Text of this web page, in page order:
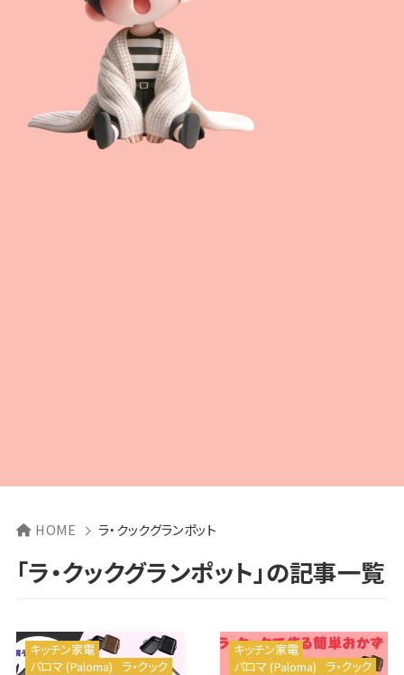
HOME ラ・クックグランポット
「ラ・クックグランポット」の記事一覧
キッチン家電
パロマ (Paloma) ラ・クック
キッチン家電
パロマ (Paloma) ラ・クック